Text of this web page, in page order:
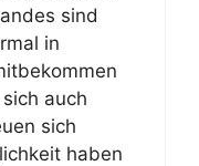
sind
in
auch
sich
haben